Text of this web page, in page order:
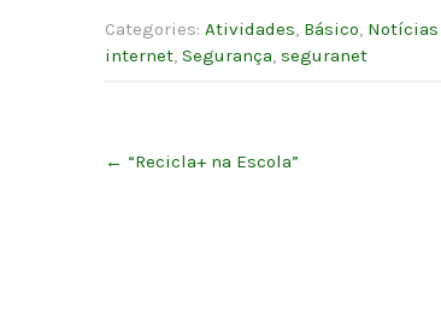
Categories: Atividades, Básico, Notícias
internet, Segurança, seguranet
navigation
← “Recicla+ na Escola”